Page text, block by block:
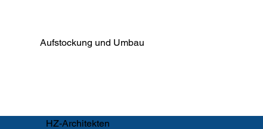
Aufstockung und Umbau
HZ-Architekten